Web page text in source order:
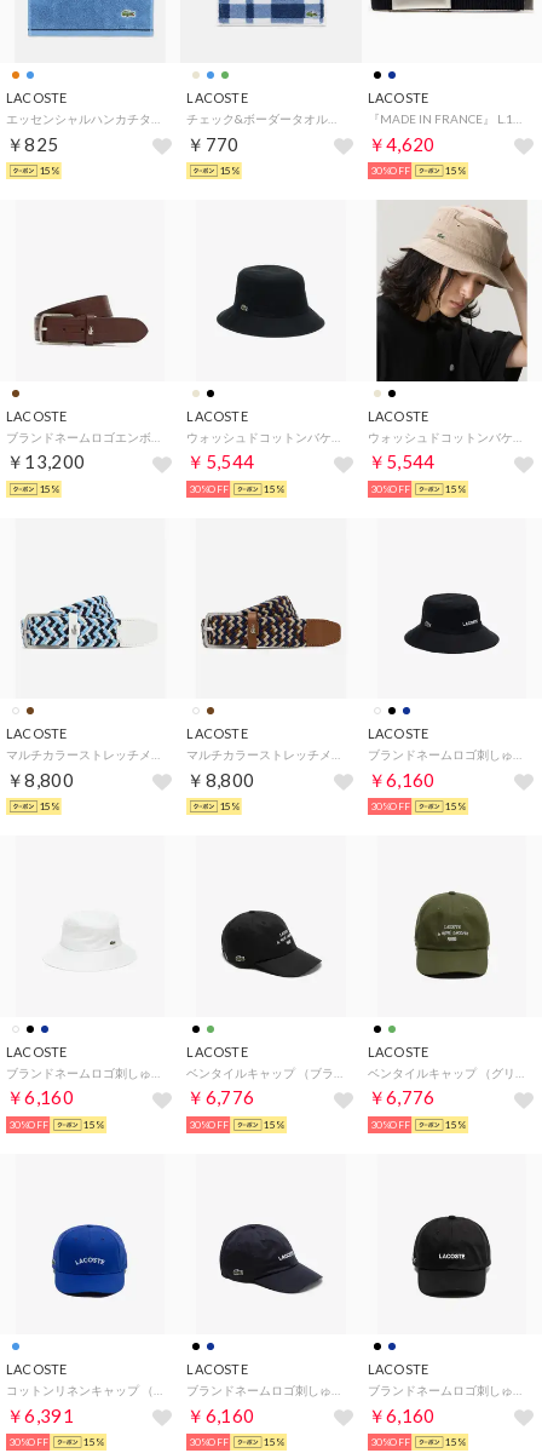
LACOSTE
￥825
15%
LACOSTE
￥770
15%
LACOSTE
￥4,620
30%OFF 15%
LACOSTE
￥13,200
15%
LACOSTE
￥5,544
30%OFF 15%
LACOSTE
￥5,544
30%OFF 15%
LACOSTE
￥8,800
15%
LACOSTE
￥8,800
15%
LACOSTE
￥6,160
30%OFF 15%
LACOSTE
￥6,160
30%OFF 15%
LACOSTE
￥6,776
30%OFF 15%
LACOSTE
￥6,776
30%OFF 15%
LACOSTE
￥6,391
30%OFF 15%
LACOSTE
￥6,160
30%OFF 15%
LACOSTE
￥6,160
30%OFF 15%